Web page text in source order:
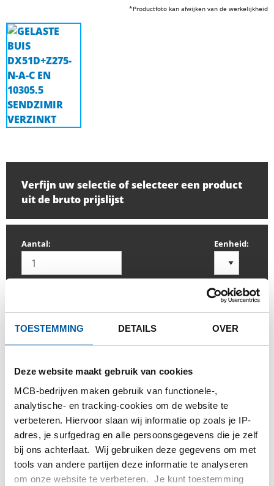
TOESTEMMING DETAILS OVER
Deze website maakt gebruik van cookies
MCB-bedrijven maken gebruik van functionele-,
analytische- en tracking-cookies om de website te
verbeteren. Hiervoor slaan wij informatie op zoals je IP-
adres, je surfgedrag en alle persoonsgegevens die je zelf
bij ons achterlaat. Wij gebruiken deze gegevens om met
tools van andere partijen deze informatie te analyseren
om onze website te verbeteren. Je kunt toestemming
*Productfoto kan afwijken van de werkelijkheid
Verfijn uw selectie of selecteer een product
uit de bruto prijslijst
Aantal: Eenheid:
INLOGGEN
Bestel met uw eigen artikelnummers
Calculeren met actuele Testas-prijzen
Volg uw order via Track&Trace